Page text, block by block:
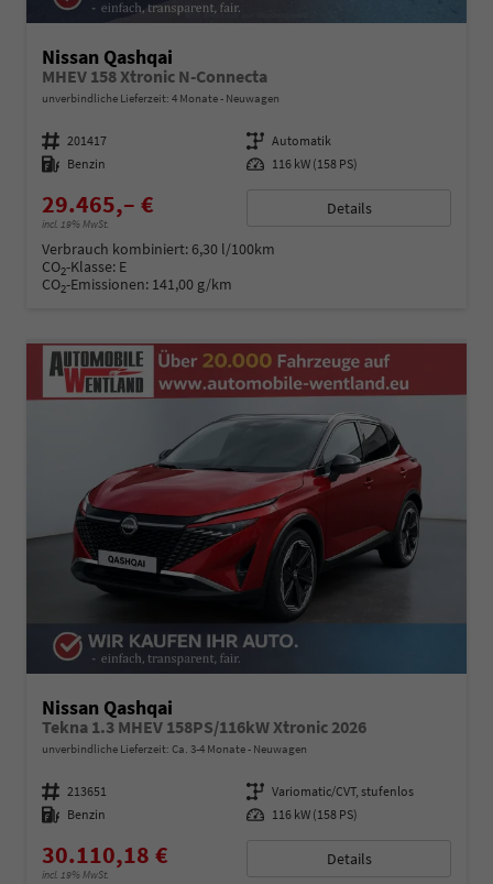
Nissan Qashqai
MHEV 158 Xtronic N-Connecta
unverbindliche Lieferzeit: 4 Monate Neuwagen
Fahrzeugnummer 201417 Getriebe Automatik
Kraftstoff Benzin Leistung 116 kW (158 PS)
29.465,– €
incl. 19% MwSt.
Details
Verbrauch kombiniert:6,30 l/100km
CO2-Klasse: E
CO2-Emissionen: 141,00 g/km
Nissan Qashqai
Tekna 1.3 MHEV 158PS/116kW Xtronic 2026
unverbindliche Lieferzeit: Ca. 3-4 Monate Neuwagen
Fahrzeugnummer 213651 Getriebe Variomatic/CVT, stufenlos
Kraftstoff Benzin Leistung 116 kW (158 PS)
30.110,18 €
incl. 19% MwSt.
Details